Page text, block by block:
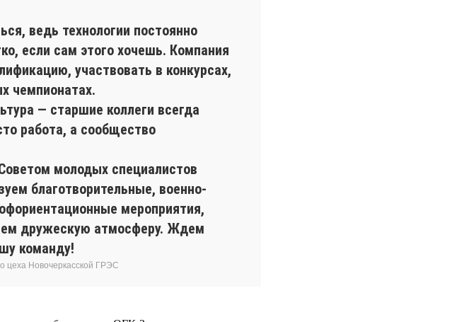
ведь технологии постоянно
если сам этого хочешь. Компания
участвовать в конкурсах,
чемпионатах.
— старшие коллеги всегда
работа, а сообщество
молодых специалистов
благотворительные, военно-
мероприятия,
дружескую атмосферу. Ждем
команду!
цеха Новочеркасской ГРЭС